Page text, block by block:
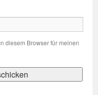
diesem Browser für meinen